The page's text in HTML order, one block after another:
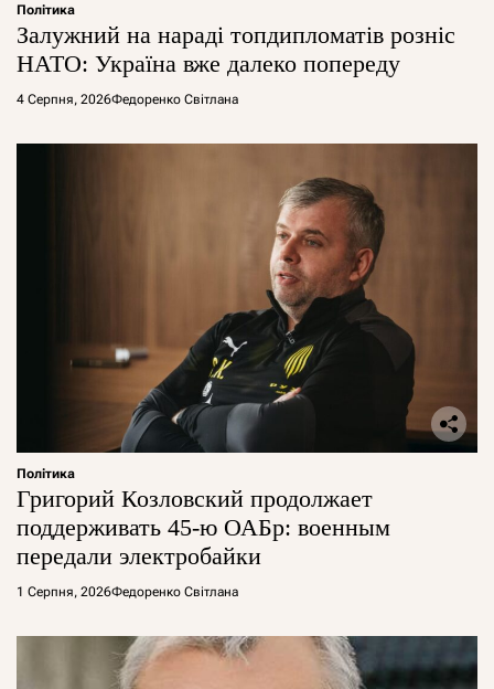
Політика
Залужний на нараді топдипломатів розніс
НАТО: Україна вже далеко попереду
4 Серпня, 2026Федоренко Світлана
Політика
Григорий Козловский продолжает
поддерживать 45-ю ОАБр: военным
передали электробайки
1 Серпня, 2026Федоренко Світлана